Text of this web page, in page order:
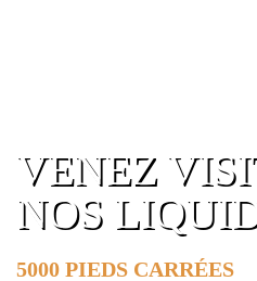
VENEZ
NOS
5000 PIEDS CARRÉES